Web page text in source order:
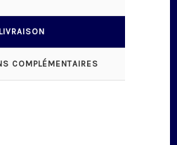
COMPLÉMENTAIRES